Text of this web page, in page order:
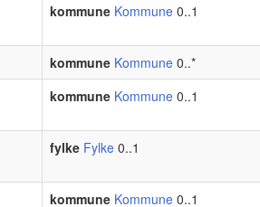
kommune Kommune 0..1
kommune Kommune 0..*
kommune Kommune 0..1
fylke Fylke 0..1
kommune Kommune 0..1